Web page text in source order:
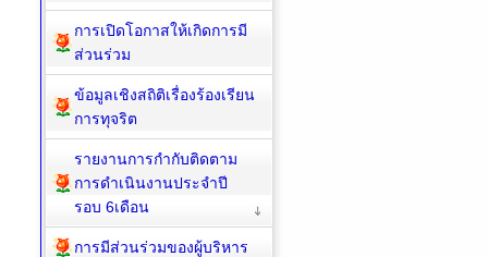
การเปิดโอกาสให้เกิดการมี
ส่วนร่วม
ข้อมูลเชิงสถิติเรื่องร้องเรียน
การทุจริต
รายงานการกำกับติดตาม
การดำเนินงานประจำปี
รอบ 6เดือน
การมีส่วนร่วมของผู้บริหาร